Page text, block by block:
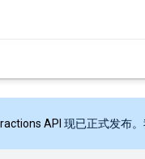
API 现已正式发布